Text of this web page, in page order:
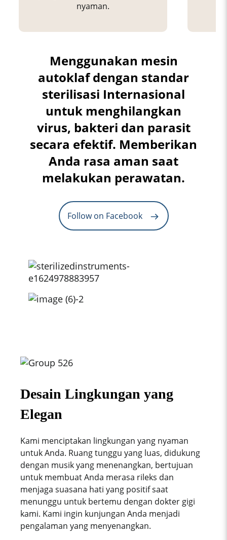
nyaman.
Menggunakan mesin
autoklaf dengan standar
sterilisasi Internasional
untuk menghilangkan
virus, bakteri dan parasit
secara efektif. Memberikan
Anda rasa aman saat
melakukan perawatan.
Follow on Facebook
Desain Lingkungan yang
Elegan
Kami menciptakan lingkungan yang nyaman
untuk Anda. Ruang tunggu yang luas, didukung
dengan musik yang menenangkan, bertujuan
untuk membuat Anda merasa rileks dan
menjaga suasana hati yang positif saat
menunggu untuk bertemu dengan dokter gigi
kami. Kami ingin kunjungan Anda menjadi
pengalaman yang menyenangkan.